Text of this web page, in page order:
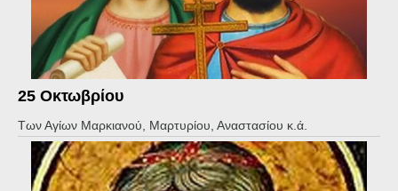
25 Οκτωβρίου
Των Αγίων Μαρκιανού, Μαρτυρίου, Αναστασίου κ.ά.